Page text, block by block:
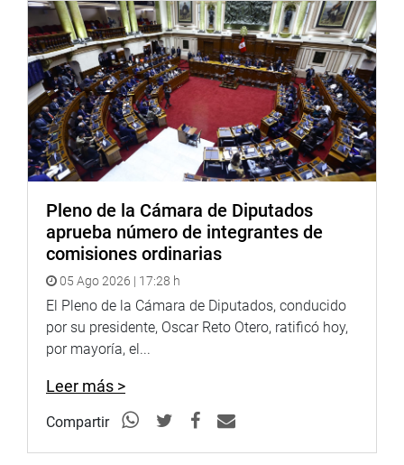
Facebook:https://goo.gl/s5t7XN
Twitter:https://goo.gl/iMywRR
YouTube:https://goo.gl/VBXBNk
Radio:goo.gl/hMwTg1
fotografia.congreso.gob.pe
Pleno de la Cámara de Diputados
aprueba número de integrantes de
comisiones ordinarias
05 Ago 2026 | 17:28 h
El Pleno de la Cámara de Diputados, conducido
por su presidente, Oscar Reto Otero, ratificó hoy,
por mayoría, el...
Leer más >
Compartir